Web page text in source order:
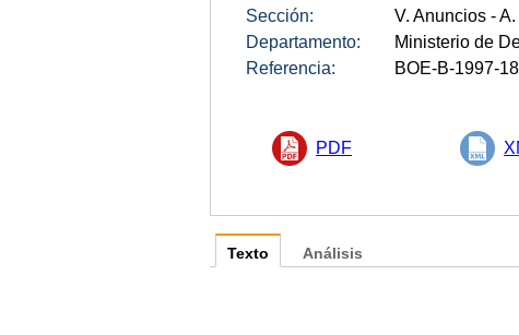
Sección:
V. Anuncios -
Departamento:
Ministerio de
Referencia:
BOE-B-1997-
PDF
Texto Análisis